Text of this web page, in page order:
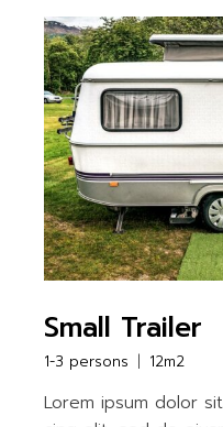
Small Trailer
1-3 persons 12m2
Lorem ipsum dolor